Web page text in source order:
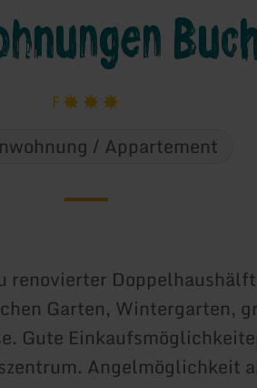
F
/ Appartement
renovierter
Garten, Wintergarten,
Gute
Angelmöglichkeit